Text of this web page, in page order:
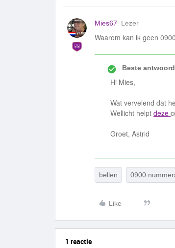
Mies67 Lezer
Waarom kan ik geen
Beste
Hi Mies,
Wat vervelend dat
Wellicht helpt deze
Groet, Astrid
bellen 0900
Like
1 reactie